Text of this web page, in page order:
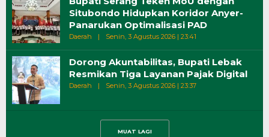
Situbondo Hidupkan Koridor Anyer-
Panarukan Optimalisasi PAD
Daerah | Senin, 3 Agustus 2026 | 23:41
Dorong Akuntabilitas, Bupati Lebak
Resmikan Tiga Layanan Pajak Digital
Daerah | Senin, 3 Agustus 2026 | 23:37Oleh